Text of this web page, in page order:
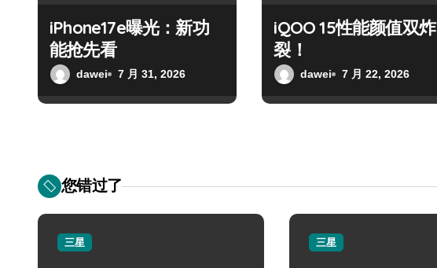
iPhone17e曝光：新功
能抢先看
dawei 7 月 31, 2026
iQOO 15性能颜值双炸
裂！
dawei 7 月 22, 2026
您错过了
三星 三星